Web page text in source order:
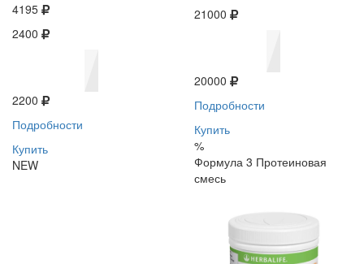
4195
2400
2200
Подробности
Купить
NEW
21000
20000
Подробности
Купить
%
Формула 3 Протеиновая
смесь